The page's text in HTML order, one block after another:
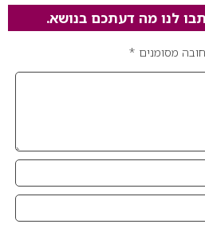
לנו מה דעתכם בנושא.
מסומנים *